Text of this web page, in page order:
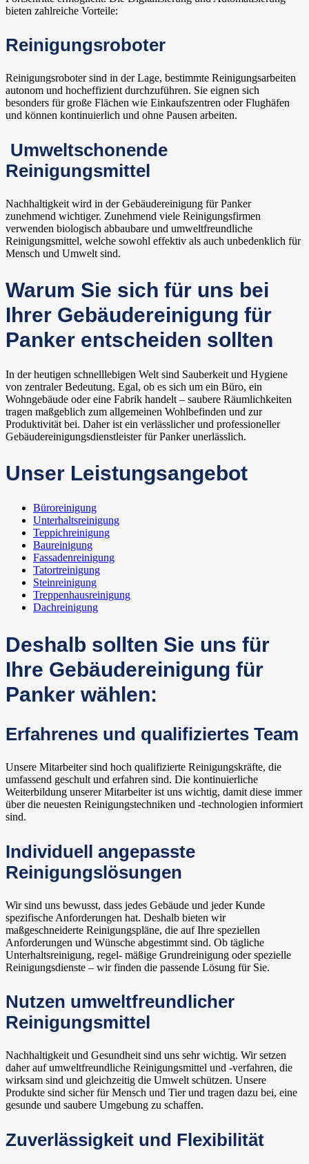
bieten zahlreiche Vorteile:
Reinigungsroboter
Reinigungsroboter sind in der Lage, bestimmte Reinigungsarbeiten
autonom und hocheffizient durchzuführen. Sie eignen sich
besonders für große Flächen wie Einkaufszentren oder Flughäfen
und können kontinuierlich und ohne Pausen arbeiten.
Umweltschonende
Reinigungsmittel
Nachhaltigkeit wird in der Gebäudereinigung für Panker
zunehmend wichtiger. Zunehmend viele Reinigungsfirmen
verwenden biologisch abbaubare und umweltfreundliche
Reinigungsmittel, welche sowohl effektiv als auch unbedenklich für
Mensch und Umwelt sind.
Warum Sie sich für uns bei
Ihrer Gebäudereinigung für
Panker entscheiden sollten
In der heutigen schnelllebigen Welt sind Sauberkeit und Hygiene
von zentraler Bedeutung. Egal, ob es sich um ein Büro, ein
Wohngebäude oder eine Fabrik handelt – saubere Räumlichkeiten
tragen maßgeblich zum allgemeinen Wohlbefinden und zur
Produktivität bei. Daher ist ein verlässlicher und professioneller
Gebäudereinigungsdienstleister für Panker unerlässlich.
Unser Leistungsangebot
Büroreinigung
Unterhaltsreinigung
Teppichreinigung
Baureinigung
Fassadenreinigung
Tatortreinigung
Steinreinigung
Treppenhausreinigung
Dachreinigung
Deshalb sollten Sie uns für
Ihre Gebäudereinigung für
Panker wählen:
Erfahrenes und qualifiziertes Team
Unsere Mitarbeiter sind hoch qualifizierte Reinigungskräfte, die
umfassend geschult und erfahren sind. Die kontinuierliche
Weiterbildung unserer Mitarbeiter ist uns wichtig, damit diese immer
über die neuesten Reinigungstechniken und -technologien informiert
sind.
Individuell angepasste
Reinigungslösungen
Wir sind uns bewusst, dass jedes Gebäude und jeder Kunde
spezifische Anforderungen hat. Deshalb bieten wir
maßgeschneiderte Reinigungspläne, die auf Ihre speziellen
Anforderungen und Wünsche abgestimmt sind. Ob tägliche
Unterhaltsreinigung, regel- mäßige Grundreinigung oder spezielle
Reinigungsdienste – wir finden die passende Lösung für Sie.
Nutzen umweltfreundlicher
Reinigungsmittel
Nachhaltigkeit und Gesundheit sind uns sehr wichtig. Wir setzen
daher auf umweltfreundliche Reinigungsmittel und -verfahren, die
wirksam sind und gleichzeitig die Umwelt schützen. Unsere
Produkte sind sicher für Mensch und Tier und tragen dazu bei, eine
gesunde und saubere Umgebung zu schaffen.
Zuverlässigkeit und Flexibilität